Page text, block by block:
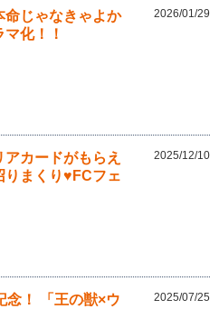
命じゃなきゃよか
化！！
2026/01/29
カードがもらえ
りまくり♥FCフェ
2025/12/10
念！ 「王の獣×ウ
2025/07/25